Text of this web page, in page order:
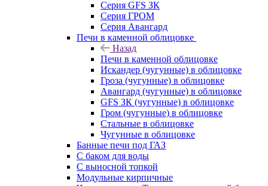
Серия GFS ЗК
Серия ГРОМ
Серия Авангард
Печи в каменной облицовке
Назад
Печи в каменной облицовке
Искандер (чугунные) в облицовке
Гроза (чугунные) в облицовке
Авангард (чугунные) в облицовке
GFS ЗК (чугунные) в облицовке
Гром (чугунные) в облицовке
Стальные в облицовке
Чугунные в облицовке
Банные печи под ГАЗ
С баком для воды
С выносной топкой
Модульные кирпичные